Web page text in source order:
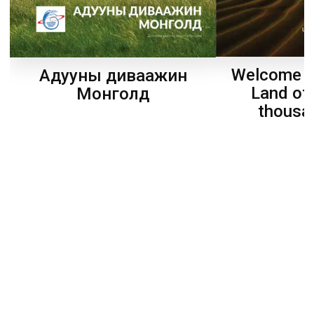
Адууны диваажин
Монголд
Welcome
Land of